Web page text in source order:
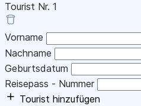
Tourist Nr. 1
Vorname
Nachname
Geburtsdatum
Reisepass - Nummer
Tourist hinzufügen